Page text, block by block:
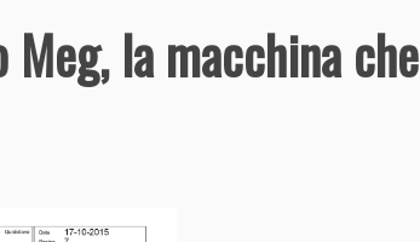
la macchina che